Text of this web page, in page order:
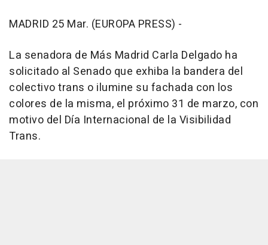
MADRID 25 Mar. (EUROPA PRESS) -
La senadora de Más Madrid Carla Delgado ha
solicitado al Senado que exhiba la bandera del
colectivo trans o ilumine su fachada con los
colores de la misma, el próximo 31 de marzo, con
motivo del Día Internacional de la Visibilidad
Trans.